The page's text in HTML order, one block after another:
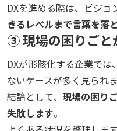
DXを進める際は、ビジョ
きるレベルまで言葉を落
③ 現場の困りごと
DXが形骸化する企業で
ないケースが多く見られま
結論として、 現場の困り
失敗します。